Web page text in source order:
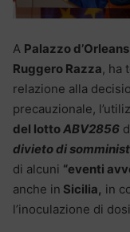
A Palazzo d’Orleans
Ruggero Razza, ha
relazione alla
precauzionale,
del lottoABV2856
divieto di
di alcuni “eventi
anche in Sicilia, in
l’inoculazione di